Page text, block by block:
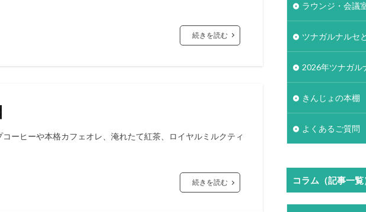
続きを読む
ーヒーや本格カフェオレ、淹れたて紅茶、ロイヤルミルクティ
続きを読む
ラウンジ・会議
ツナガルナルセ
2026年ツナガル
きんじょの本棚
よくあるご質問
コラム（記事一覧